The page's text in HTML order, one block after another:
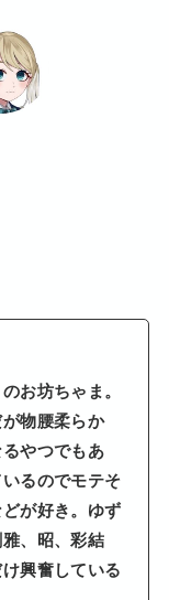
お坊ちゃま。
物腰柔らか
やつでもあ
るのでモテそ
が好き。ゆず
、昭、彩結
興奮している